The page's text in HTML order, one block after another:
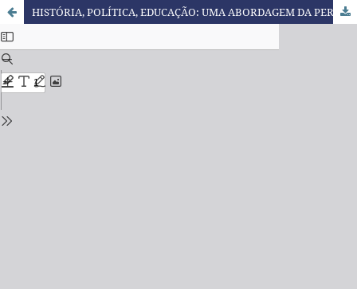
HISTÓRIA, POLÍTICA, EDUCAÇÃO: UMA ABORDAGEM DA PERSPECTIVA DO MATERIALISMO HISTÓRICO